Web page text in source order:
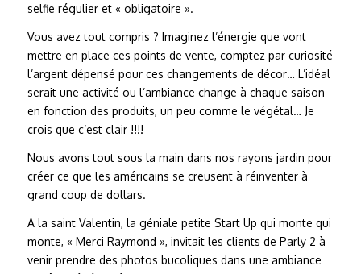
selfie régulier et « obligatoire ».
Vous avez tout compris ? Imaginez l’énergie que vont
mettre en place ces points de vente, comptez par curiosité
l’argent dépensé pour ces changements de décor… L’idéal
serait une activité ou l’ambiance change à chaque saison
en fonction des produits, un peu comme le végétal… Je
crois que c’est clair !!!!
Nous avons tout sous la main dans nos rayons jardin pour
créer ce que les américains se creusent à réinventer à
grand coup de dollars.
A la saint Valentin, la géniale petite Start Up qui monte qui
monte, « Merci Raymond », invitait les clients de Parly 2 à
venir prendre des photos bucoliques dans une ambiance